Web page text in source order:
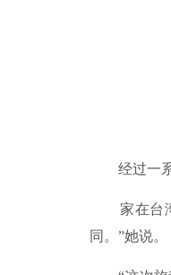
经过一系
家在台湾
同。”她说。